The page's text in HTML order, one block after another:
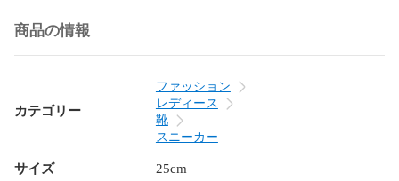
商品の情報
カテゴリー
ファッション
レディース
靴
スニーカー
サイズ 25cm